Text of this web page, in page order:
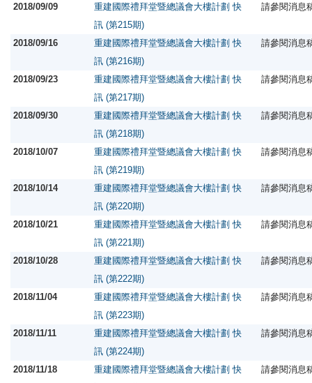
2018/09/09
重建國際禮拜堂暨總議會大樓計劃 快
訊 (第215期)
請參閱消息
2018/09/16
重建國際禮拜堂暨總議會大樓計劃 快
訊 (第216期)
請參閱消息
2018/09/23
重建國際禮拜堂暨總議會大樓計劃 快
訊 (第217期)
請參閱消息
2018/09/30
重建國際禮拜堂暨總議會大樓計劃 快
訊 (第218期)
請參閱消息
2018/10/07
重建國際禮拜堂暨總議會大樓計劃 快
訊 (第219期)
請參閱消息
2018/10/14
重建國際禮拜堂暨總議會大樓計劃 快
訊 (第220期)
請參閱消息
2018/10/21
重建國際禮拜堂暨總議會大樓計劃 快
訊 (第221期)
請參閱消息
2018/10/28
重建國際禮拜堂暨總議會大樓計劃 快
訊 (第222期)
請參閱消息
2018/11/04
重建國際禮拜堂暨總議會大樓計劃 快
訊 (第223期)
請參閱消息
2018/11/11
重建國際禮拜堂暨總議會大樓計劃 快
訊 (第224期)
請參閱消息
2018/11/18
重建國際禮拜堂暨總議會大樓計劃 快
請參閱消息